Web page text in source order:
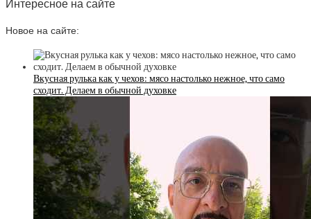
Интересное на сайте
Новое на сайте:
Вкусная рулька как у чехов: мясо настолько нежное, что само
сходит. Делаем в обычной духовке